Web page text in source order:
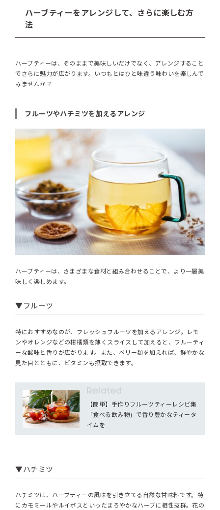
ハーブティーをアレンジして、さらに楽しむ方
法
ハーブティーは、そのままで美味しいだけでなく、アレンジすること
でさらに魅力が広がります。いつもとはひと味違う味わいを楽しんで
みませんか？
フルーツやハチミツを加えるアレンジ
ハーブティーは、さまざまな食材と組み合わせることで、より一層美
味しく楽しめます。
▼フルーツ
特におすすめなのが、フレッシュフルーツを加えるアレンジ。レモ
ンやオレンジなどの柑橘類を薄くスライスして加えると、フルーティ
ーな酸味と香りが広がります。また、ベリー類を加えれば、鮮やかな
見た目とともに、ビタミンも摂取できます。
【簡単】手作りフルーツティーレシピ集
「食べる飲み物」で香り豊かなティータ
イムを
▼ハチミツ
ハチミツは、ハーブティーの風味を引き立てる自然な甘味料です。特
にカモミールやルイボスといったまろやかなハーブに相性抜群。花の